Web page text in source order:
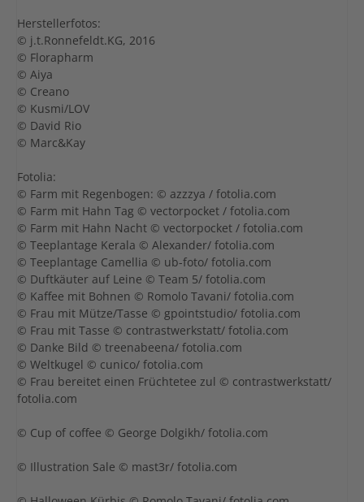
Herstellerfotos:
© j.t.Ronnefeldt.KG, 2016
© Florapharm
© Aiya
© Creano
© Kusmi/LOV
© David Rio
© Marc&Kay
Fotolia:
© Farm mit Regenbogen: © azzzya / fotolia.com
© Farm mit Hahn Tag © vectorpocket / fotolia.com
© Farm mit Hahn Nacht © vectorpocket / fotolia.com
© Teeplantage Kerala © Alexander/ fotolia.com
© Teeplantage Camellia © ub-foto/ fotolia.com
© Duftkäuter auf Leine © Team 5/ fotolia.com
© Kaffee mit Bohnen © Romolo Tavani/ fotolia.com
© Frau mit Mütze/Tasse © gpointstudio/ fotolia.com
© Frau mit Tasse © contrastwerkstatt/ fotolia.com
© Danke Bild © treenabeena/ fotolia.com
© Weltkugel © cunico/ fotolia.com
© Frau bereitet einen Früchtetee zul © contrastwerkstatt/
fotolia.com
© Cup of coffee © George Dolgikh/ fotolia.com
© Illustration Sale © mast3r/ fotolia.com